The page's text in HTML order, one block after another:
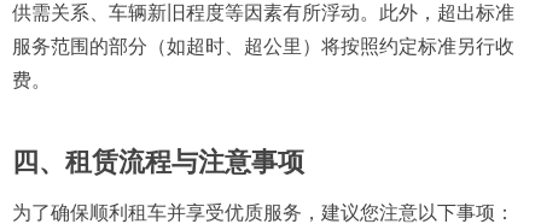
供需关系、车辆新旧程度等因素有所浮动。​此外，超出标准
服务范围的部分（如超时、超公里）将按照约定标准另行收
费。​
四、租赁流程与注意事项
为了确保顺利租车并享受优质服务，建议您注意以下事项：